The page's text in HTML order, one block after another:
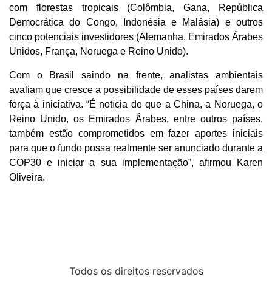
com florestas tropicais (Colômbia, Gana, República
Democrática do Congo, Indonésia e Malásia) e outros
cinco potenciais investidores (Alemanha, Emirados Árabes
Unidos, França, Noruega e Reino Unido).
Com o Brasil saindo na frente, analistas ambientais
avaliam que cresce a possibilidade de esses países darem
força à iniciativa. “É notícia de que a China, a Noruega, o
Reino Unido, os Emirados Árabes, entre outros países,
também estão comprometidos em fazer aportes iniciais
para que o fundo possa realmente ser anunciado durante a
COP30 e iniciar a sua implementação”, afirmou Karen
Oliveira.
Todos os direitos reservados